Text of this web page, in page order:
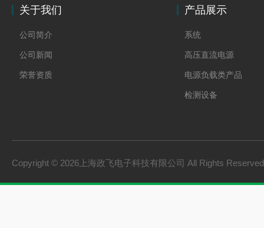
关于我们
公司简介
公司新闻
荣誉资质
产品展示
系统
高压直流电源
电源负载类产品
检测设备
Copyright © 2026上海政飞电子科技有限公司 All Rights